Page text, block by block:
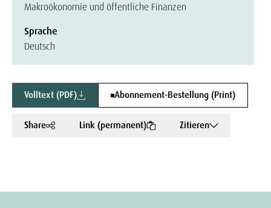
Makroökonomie und öffentliche Finanzen
Sprache
Deutsch
Volltext (PDF) Abonnement-Bestellung (Print)
Share Link (permanent) Zitieren